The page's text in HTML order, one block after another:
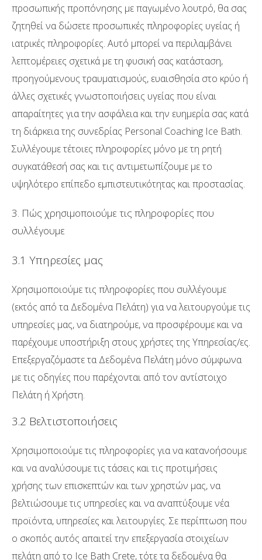
προσωπικής προπόνησης με παγωμένο λουτρό, θα σας
ζητηθεί να δώσετε προσωπικές πληροφορίες υγείας ή
ιατρικές πληροφορίες. Αυτό μπορεί να περιλαμβάνει
λεπτομέρειες σχετικά με τη φυσική σας κατάσταση,
προηγούμενους τραυματισμούς, ευαισθησία στο κρύο ή
άλλες σχετικές γνωστοποιήσεις υγείας που είναι
απαραίτητες για την ασφάλεια και την ευημερία σας κατά
τη διάρκεια της συνεδρίας Personal Coaching Ice Bath.
Συλλέγουμε τέτοιες πληροφορίες μόνο με τη ρητή
συγκατάθεσή σας και τις αντιμετωπίζουμε με το
υψηλότερο επίπεδο εμπιστευτικότητας και προστασίας.
3. Πώς χρησιμοποιούμε τις πληροφορίες που
συλλέγουμε
3.1 Υπηρεσίες μας
Χρησιμοποιούμε τις πληροφορίες που συλλέγουμε
(εκτός από τα Δεδομένα Πελάτη) για να λειτουργούμε τις
υπηρεσίες μας, να διατηρούμε, να προσφέρουμε και να
παρέχουμε υποστήριξη στους χρήστες της Υπηρεσίας/ες.
Επεξεργαζόμαστε τα Δεδομένα Πελάτη μόνο σύμφωνα
με τις οδηγίες που παρέχονται από τον αντίστοιχο
Πελάτη ή Χρήστη.
3.2 Βελτιστοποιήσεις
Χρησιμοποιούμε τις πληροφορίες για να κατανοήσουμε
και να αναλύσουμε τις τάσεις και τις προτιμήσεις
χρήσης των επισκεπτών και των χρηστών μας, να
βελτιώσουμε τις υπηρεσίες και να αναπτύξουμε νέα
προϊόντα, υπηρεσίες και λειτουργίες. Σε περίπτωση που
ο σκοπός αυτός απαιτεί την επεξεργασία στοιχείων
πελάτη από το Ice Bath Crete, τότε τα δεδομένα θα